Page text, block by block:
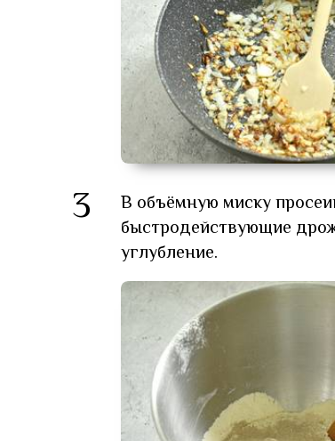
3
В объёмную миску
быстродействующие
углубление.